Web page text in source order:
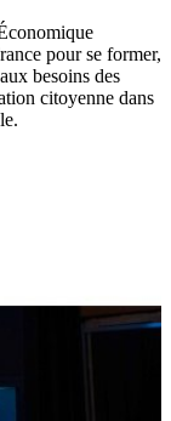
pour se former,
besoins des
citoyenne dans